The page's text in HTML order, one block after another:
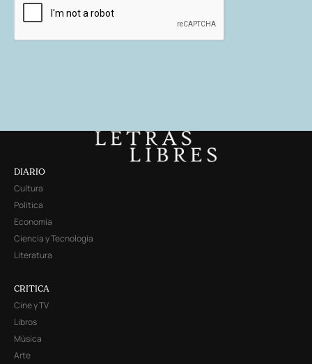
DIARIO
Cultura
Política
Economía
Ciencia y Tecnología
Literatura
CRITICA
Cine y TV
Libros
Música
Arte